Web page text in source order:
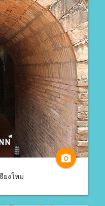
camera_alt
ยงใหม่